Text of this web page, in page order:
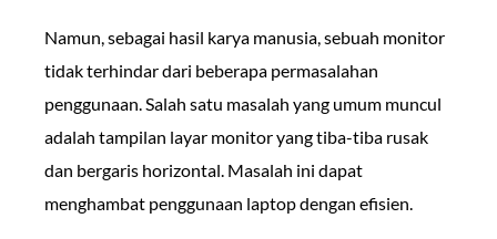
Namun, sebagai hasil karya manusia, sebuah monitor
tidak terhindar dari beberapa permasalahan
penggunaan. Salah satu masalah yang umum muncul
adalah tampilan layar monitor yang tiba-tiba rusak
dan bergaris horizontal. Masalah ini dapat
menghambat penggunaan laptop dengan efisien.